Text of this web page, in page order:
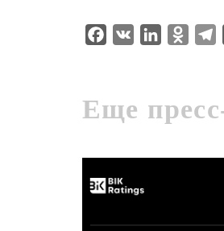
Facebook
VK LinkedIn
Еще